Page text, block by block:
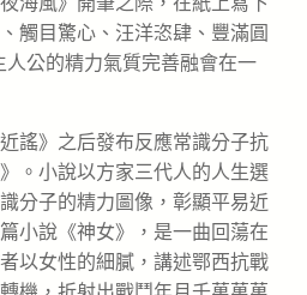
觸目驚心、汪洋恣肆、豐滿圓
人公的精力氣質完善融會在一
謠》之后發布反應常識分子抗
。小說以方家三代人的人生選
分子的精力圖像，彰顯平易近
小說《神女》，是一曲回蕩在
以女性的細膩，講述鄂西抗戰